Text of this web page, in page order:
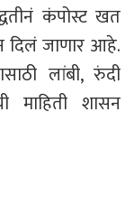
कंपोस्ट खत
दिलं जाणार आहे.
लांबी, रुंदी
माहिती शासन